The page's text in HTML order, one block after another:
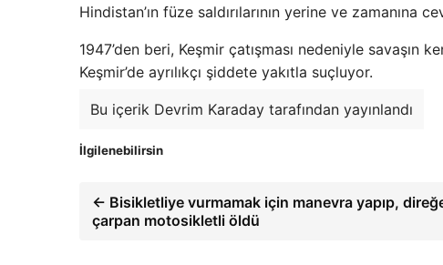
Hindistan’ın füze saldırılarının yerine ve zamanına
1947’den beri, Keşmir çatışması nedeniyle savaşın
Keşmir’de ayrılıkçı şiddete yakıtla suçluyor.
Bu içerik Devrim Karaday tarafından yayınlandı
İlgilenebilirsin
← Bisikletliye vurmamak için manevra yapıp,
çarpan motosikletli öldü